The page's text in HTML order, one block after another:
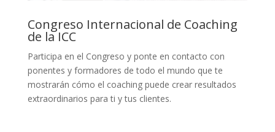
Congreso Internacional de Coaching
de la ICC
Participa en el Congreso y ponte en contacto con
ponentes y formadores de todo el mundo que te
mostrarán cómo el coaching puede crear resultados
extraordinarios para ti y tus clientes.